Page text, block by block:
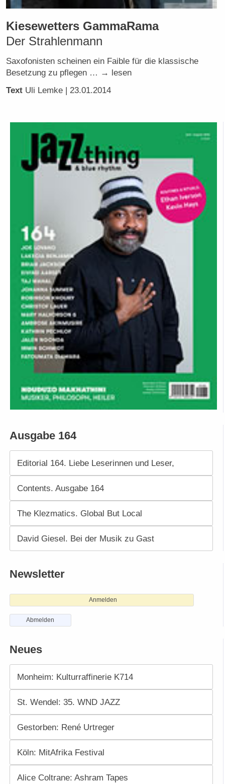
Kiesewetters GammaRama
Der Strahlenmann
Saxofonisten scheinen ein Faible für die klassische
Besetzung zu pflegen … → lesen
Text Uli Lemke | 23.01.2014
Ausgabe 164
Editorial 164. Liebe Leserinnen und Leser,
Contents. Ausgabe 164
The Klezmatics. Global But Local
David Giesel. Bei der Musik zu Gast
Newsletter
Anmelden
Abmelden
Neues
Monheim: Kulturraffinerie K714
St. Wendel: 35. WND JAZZ
Gestorben: René Urtreger
Köln: MitAfrika Festival
Alice Coltrane: Ashram Tapes